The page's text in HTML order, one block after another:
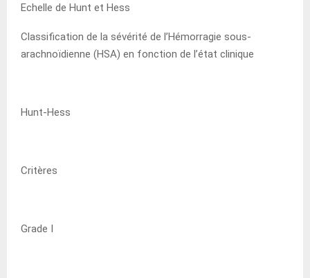
Echelle de Hunt et Hess
Classification de la sévérité de l’Hémorragie sous-
arachnoïdienne (HSA) en fonction de l’état clinique
Hunt-Hess
Critères
Grade I